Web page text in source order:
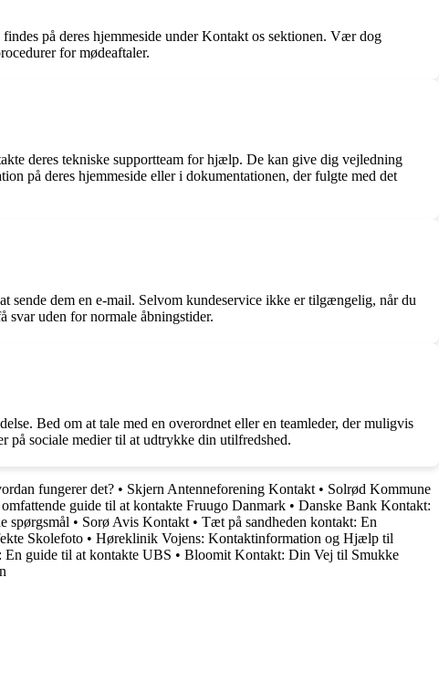
på deres hjemmeside under Kontakt os sektionen. Vær dog
for mødeaftaler.
deres tekniske supportteam for hjælp. De kan give dig vejledning
på deres hjemmeside eller i dokumentationen, der fulgte med det
sende dem en e-mail. Selvom kundeservice ikke er tilgængelig, når du
svar uden for normale åbningstider.
Bed om at tale med en overordnet eller en teamleder, der muligvis
på sociale medier til at udtrykke din utilfredshed.
fungerer det? • Skjern Antenneforening Kontakt • Solrød Kommune
guide til at kontakte Fruugo Danmark • Danske Bank Kontakt:
spørgsmål • Sorø Avis Kontakt • Tæt på sandheden kontakt: En
Skolefoto • Høreklinik Vojens: Kontaktinformation og Hjælp til
guide til at kontakte UBS • Bloomit Kontakt: Din Vej til Smukke